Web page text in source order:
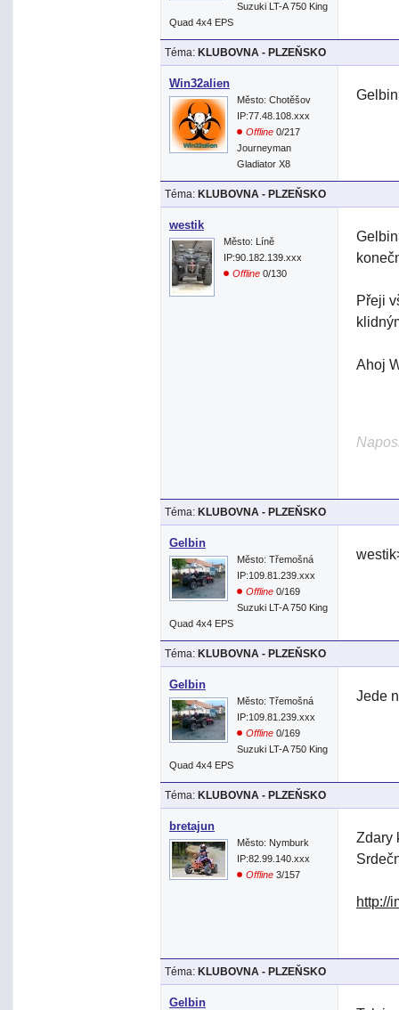
Suzuki LT-A 750 King
Quad 4x4 EPS
Téma: KLUBOVNA - PLZEŇSKO
Win32alien
Město: Chotěšov
IP:77.48.108.xxx
Offline 0/217
Journeyman
Gladiator X8
Téma: KLUBOVNA - PLZEŇSKO
westik
Město: Líně
IP:90.182.139.xxx
Offline 0/130
Přeji
Ahoj
Téma: KLUBOVNA - PLZEŇSKO
Gelbin
Město: Třemošná
IP:109.81.239.xxx
Offline 0/169
Suzuki LT-A 750 King
Quad 4x4 EPS
Téma: KLUBOVNA - PLZEŇSKO
Gelbin
Město: Třemošná
IP:109.81.239.xxx
Offline 0/169
Suzuki LT-A 750 King
Quad 4x4 EPS
Jede
Téma: KLUBOVNA - PLZEŇSKO
bretajun
Město: Nymburk
IP:82.99.140.xxx
Offline 3/157
Zdary
http://
Téma: KLUBOVNA - PLZEŇSKO
Gelbin